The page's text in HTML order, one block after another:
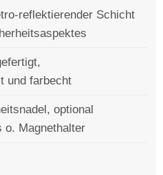
reflektierender Schicht
und farbecht
optional
o. Magnethalter